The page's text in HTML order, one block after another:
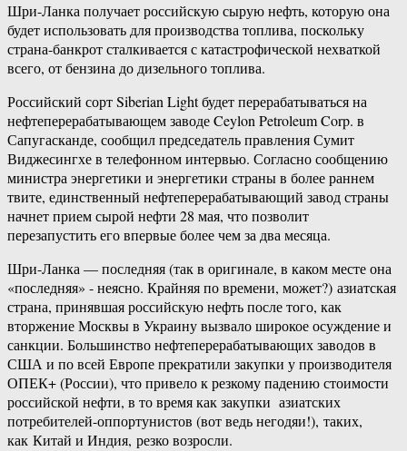
Шри-​Ланка получает российскую сырую нефть, которую она
будет использовать для производства топлива, поскольку
страна-​банкрот сталкивается с катастрофической нехваткой
всего, от бензина до дизельного топлива.
Российский сорт Siberian Light будет перерабатываться на
нефтеперерабатывающем заводе Ceylon Petroleum Corp. в
Сапугасканде, сообщил председатель правления Сумит
Виджесингхе в телефонном интервью. Согласно сообщению
министра энергетики и энергетики страны в более раннем
твите, единственный нефтеперерабатывающий завод страны
начнет прием сырой нефти 28 мая, что позволит
перезапустить его впервые более чем за два месяца.
Шри-​Ланка — последняя (так в оригинале, в каком месте она
«последняя» -​ неясно. Крайняя по времени, может?) азиатская
страна, принявшая российскую нефть после того, как
вторжение Москвы в Украину вызвало широкое осуждение и
санкции. Большинство нефтеперерабатывающих заводов в
США и по всей Европе прекратили закупки у производителя
ОПЕК+ (России), что привело к резкому падению стоимости
российской нефти, в то время как закупки азиатских
потребителей-​оппортунистов (вот ведь негодяи!), таких,
как Китай и Индия, резко возросли.